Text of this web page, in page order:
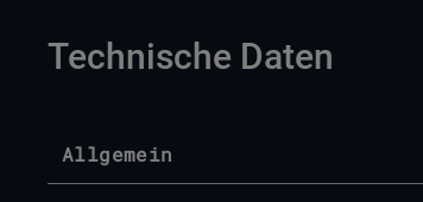
Technische Daten
Allgemein